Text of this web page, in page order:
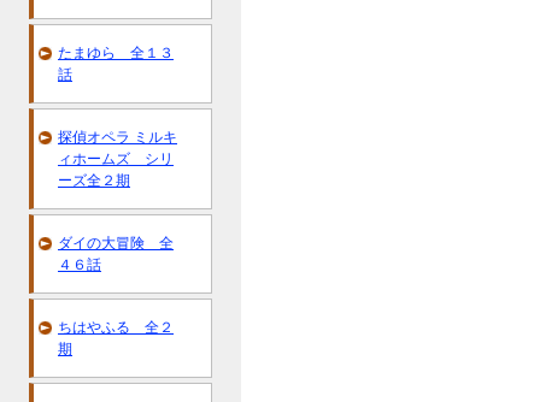
たまゆら 全１３
話
探偵オペラ ミルキ
ィホームズ シリ
ーズ全２期
ダイの大冒険 全
４６話
ちはやふる 全２
期